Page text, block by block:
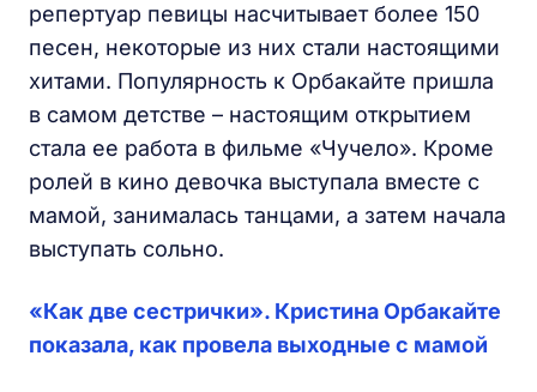
репертуар певицы насчитывает более 150
песен, некоторые из них стали настоящими
хитами. Популярность к Орбакайте пришла
в самом детстве – настоящим открытием
стала ее работа в фильме «Чучело». Кроме
ролей в кино девочка выступала вместе с
мамой, занималась танцами, а затем начала
выступать сольно.
«Как две сестрички». Кристина Орбакайте
показала, как провела выходные с мамой